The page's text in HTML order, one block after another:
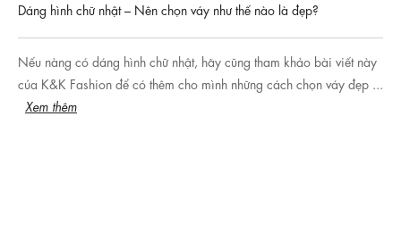
Dáng hình chữ nhật – Nên chọn váy như thế nào là đẹp?
Nếu nàng có dáng hình chữ nhật, hãy cũng tham khảo bài viết này
của K&K Fashion để có thêm cho mình những cách chọn váy đẹp ...
Xem thêm